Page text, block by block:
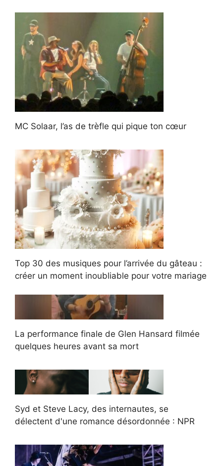
MC Solaar, l’as de trèfle qui pique ton cœur
Top 30 des musiques pour l’arrivée du gâteau :
créer un moment inoubliable pour votre mariage
La performance finale de Glen Hansard filmée
quelques heures avant sa mort
Syd et Steve Lacy, des internautes, se
délectent d'une romance désordonnée : NPR